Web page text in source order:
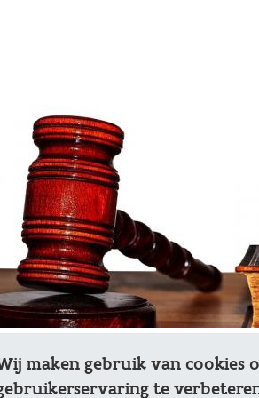
waar we info en nuttige
maken gebruik van cookies
te